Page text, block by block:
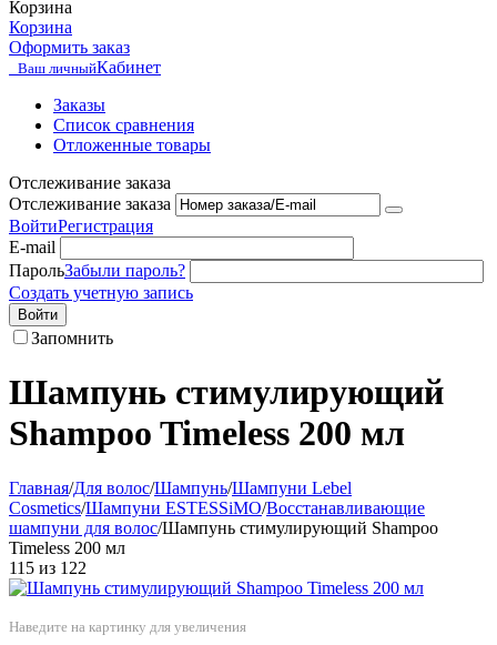
Корзина
Корзина
Оформить заказ
Ваш личныйКабинет
Заказы
Список сравнения
Отложенные товары
Отслеживание заказа
Отслеживание заказа
ВойтиРегистрация
E-mail
ПарольЗабыли пароль?
Создать учетную запись
Войти
Запомнить
Шампунь стимулирующий
Shampoo Timeless 200 мл
Главная/Для волос/Шампунь/Шампуни Lebel
Cosmetics/Шампуни ESTESSiMO/Восстанавливающие
шампуни для волос/Шампунь стимулирующий Shampoo
Timeless 200 мл
115 из 122
Наведите на картинку для увеличения